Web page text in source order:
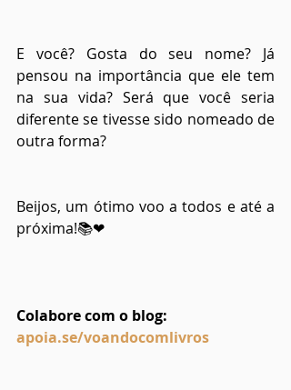
E você? Gosta do seu nome? Já
pensou na importância que ele tem
na sua vida? Será que você seria
diferente se tivesse sido nomeado de
outra forma?
Beijos, um ótimo voo a todos e até a
próxima!📚❤
Colabore com o blog:
apoia.se/voandocomlivros